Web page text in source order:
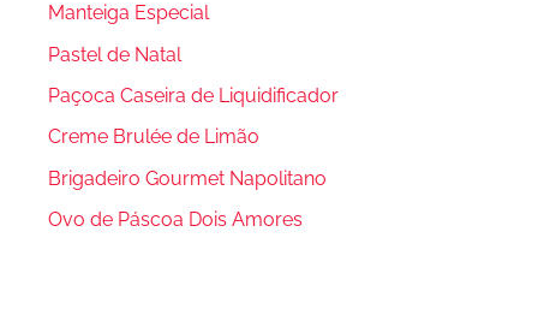
Manteiga Especial
Pastel de Natal
Paçoca Caseira de Liquidificador
Creme Brulée de Limão
Brigadeiro Gourmet Napolitano
Ovo de Páscoa Dois Amores